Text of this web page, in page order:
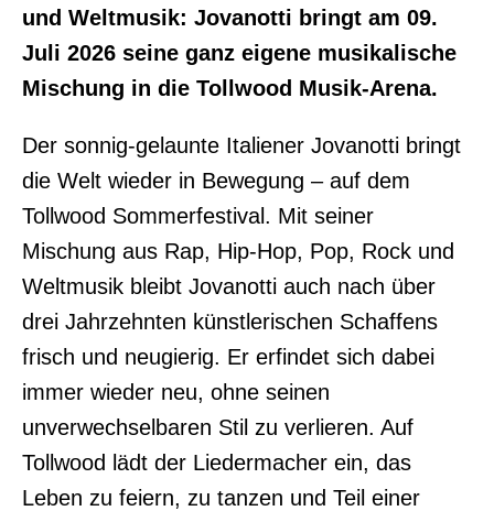
und Weltmusik: Jovanotti bringt am 09.
Juli 2026 seine ganz eigene musikalische
Mischung in die Tollwood Musik-Arena.
Der sonnig-gelaunte Italiener Jovanotti bringt
die Welt wieder in Bewegung – auf dem
Tollwood Sommerfestival. Mit seiner
Mischung aus Rap, Hip-Hop, Pop, Rock und
Weltmusik bleibt Jovanotti auch nach über
drei Jahrzehnten künstlerischen Schaffens
frisch und neugierig. Er erfindet sich dabei
immer wieder neu, ohne seinen
unverwechselbaren Stil zu verlieren. Auf
Tollwood lädt der Liedermacher ein, das
Leben zu feiern, zu tanzen und Teil einer